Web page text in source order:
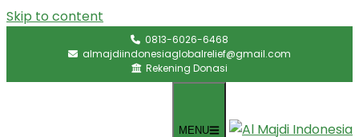
Skip to content
0813-6026-6468
almajdiindonesiaglobalrelief@gmail.com
Rekening Donasi
MENU